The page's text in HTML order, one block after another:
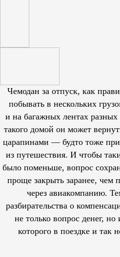
Чемодан за отпуск, как
побывать в нескольких
и на багажных лентах разных
такого домой он может
царапинами — будто тоже
из путешествия. И чтобы
было поменьше, вопрос
проще закрыть заранее, чем
через авиакомпанию.
разбирательства о
не только вопрос денег, но
которого в поездке и так